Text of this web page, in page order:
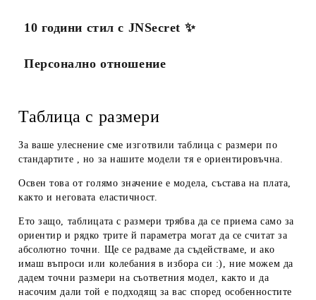
10 години стил с JNSecret ✨️
Персонално отношение
Таблица с размери
За ваше улеснение сме изготвили таблица с размери по
стандартите , но за нашите модели тя е ориентировъчна.
Освен това от голямо значение е модела, състава на плата,
както и неговата еластичност.
Ето защо, таблицата с размери трябва да се приема само за
ориентир и рядко трите й параметра могат да се считат за
абсолютно точни. Ще се радваме да съдействаме, и ако
имаш въпроси или колебания в избора си :), ние можем да
дадемточни размери на съответния модел, както и да
насочим дали той е подходящ за вас според особенностите